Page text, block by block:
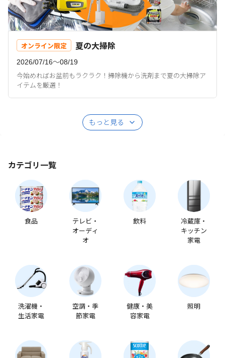
オンライン限定 夏の大掃除
2026/07/16〜08/19
今始めればお盆前もラクラク！掃除機から洗剤まで夏の大掃除ア
イテムを厳選！
もっと見る
カテゴリ一覧
食品
テレビ・
オーディ
オ
飲料
冷蔵庫・
キッチン
家電
洗濯機・
生活家電
空調・季
節家電
健康・美
容家電
照明